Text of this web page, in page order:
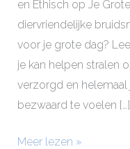
en Ethisch op Je
diervriendelijke
voor je grote dag?
je kan helpen stralen
verzorgd en
bezwaard te voelen […]
Meer lezen »